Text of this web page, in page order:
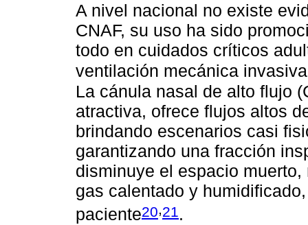
A nivel nacional no existe
CNAF, su uso ha sido
todo en cuidados críticos
ventilación mecánica
La cánula nasal de alto flujo
atractiva, ofrece flujos altos
brindando escenarios casi
garantizando una fracción
disminuye el espacio
gas calentado y
paciente20,21.